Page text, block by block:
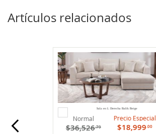
Artículos relacionados
Sala en L Derecha Balik Beige
Normal
$36,526.79
Precio Especial
$18,999.00
carrito